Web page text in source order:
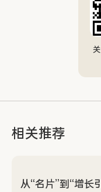
相关推荐
从“名片”到“增长